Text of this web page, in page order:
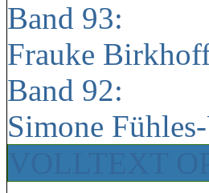
Band 93:
Frauke
Band 92:
Simone